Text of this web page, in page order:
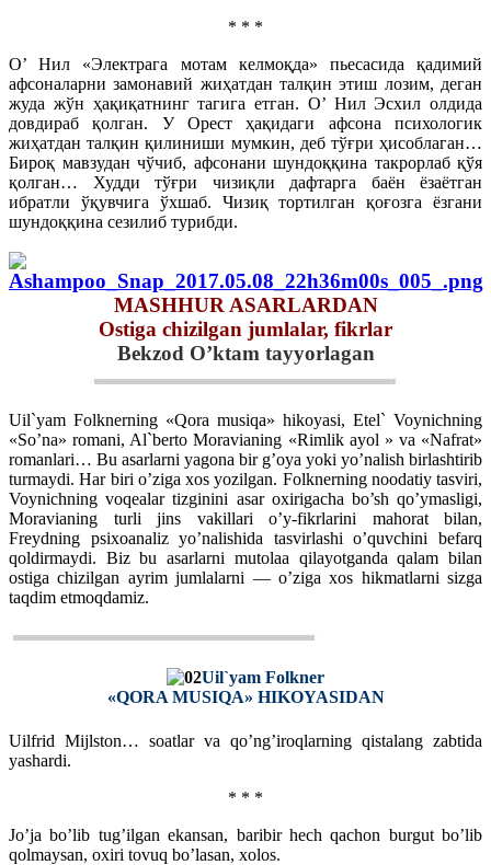
* * *
О’ Нил «Электрага мотам келмоқда» пьесасида қадимий
афсоналарни замонавий жиҳатдан талқин этиш лозим, деган
жуда жўн ҳақиқатнинг тагига етган. О’ Нил Эсхил олдида
довдираб қолган. У Орест ҳақидаги афсона психологик
жиҳатдан талқин қилиниши мумкин, деб тўғри ҳисоблаган…
Бироқ мавзудан чўчиб, афсонани шундоққина такрорлаб қўя
қолган… Худди тўғри чизиқли дафтарга баён ёзаётган
ибратли ўқувчига ўхшаб. Чизиқ тортилган қоғозга ёзгани
шундоққина сезилиб турибди.
MASHHUR ASARLARDAN
Ostiga chizilgan jumlalar, fikrlar
Bekzod O’ktam tayyorlagan
Uil`yam Folknerning «Qora musiqa» hikoyasi, Etel` Voynichning
«So’na» romani, Al`berto Moravianing «Rimlik ayol » va «Nafrat»
romanlari… Bu asarlarni yagona bir g’oya yoki yo’nalish birlashtirib
turmaydi. Har biri o’ziga xos yozilgan. Folknerning noodatiy tasviri,
Voynichning voqealar tizginini asar oxirigacha bo’sh qo’ymasligi,
Moravianing turli jins vakillari o’y-fikrlarini mahorat bilan,
Freydning psixoanaliz yo’nalishida tasvirlashi o’quvchini befarq
qoldirmaydi. Biz bu asarlarni mutolaa qilayotganda qalam bilan
ostiga chizilgan ayrim jumlalarni — o’ziga xos hikmatlarni sizga
taqdim etmoqdamiz.
Uil`yam Folkner
«QORA MUSIQA» HIKOYASIDAN
Uilfrid Mijlston… soatlar va qo’ng’iroqlarning qistalang zabtida
yashardi.
* * *
Jo’ja bo’lib tug’ilgan ekansan, baribir hech qachon burgut bo’lib
qolmaysan, oxiri tovuq bo’lasan, xolos.